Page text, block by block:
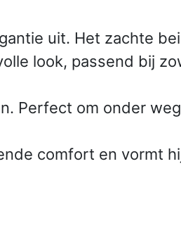
uit. Het zachte
look, passend bij
Perfect om onder
comfort en vormt